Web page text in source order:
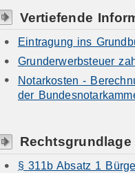
Vertiefende
Eintragung ins
Grunderwerbsteuer
Notarkosten -
der
Rechtsgrundlage
§ 311b Absatz 1